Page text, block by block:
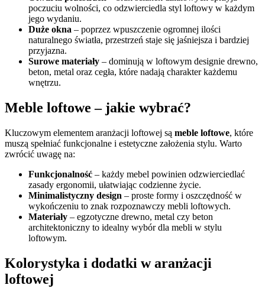
poczuciu wolności, co odzwierciedla styl loftowy w każdym
jego wydaniu.
Duże okna – poprzez wpuszczenie ogromnej ilości
naturalnego światła, przestrzeń staje się jaśniejsza i bardziej
przyjazna.
Surowe materiały – dominują w loftowym designie drewno,
beton, metal oraz cegła, które nadają charakter każdemu
wnętrzu.
Meble loftowe – jakie wybrać?
Kluczowym elementem aranżacji loftowej są meble loftowe, które
muszą spełniać funkcjonalne i estetyczne założenia stylu. Warto
zwrócić uwagę na:
Funkcjonalność – każdy mebel powinien odzwierciedlać
zasady ergonomii, ułatwiając codzienne życie.
Minimalistyczny design – proste formy i oszczędność w
wykończeniu to znak rozpoznawczy mebli loftowych.
Materiały – egzotyczne drewno, metal czy beton
architektoniczny to idealny wybór dla mebli w stylu
loftowym.
Kolorystyka i dodatki w aranżacji
loftowej